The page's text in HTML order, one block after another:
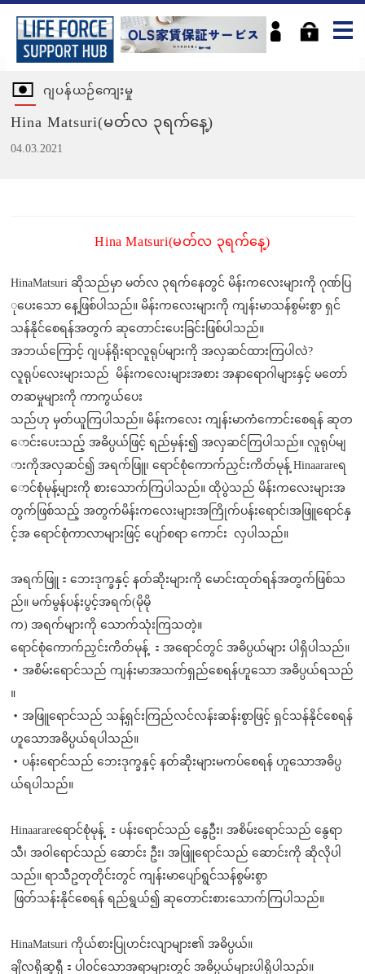
ဂျပန်ယဉ်ကျေးမှု
Hina Matsuri(မတ်လ ၃ရက်နေ့)
04.03.2021
Hina Matsuri(မတ်လ ၃ရက်နေ့)
HinaMatsuri ဆိုသည်မှာ မတ်လ ၃ရက်နေတွင် မိန်းကလေးများကို ဂုဏ်ပြ
ုပေးသော နေ့ဖြစ်ပါသည်။ မိန်းကလေးများကို ကျန်းမာသန်စွမ်းစွာ ရှင်
သန်နိုင်စေရန်အတွက် ဆုတောင်းပေးခြင်းဖြစ်ပါသည်။
အဘယ်ကြောင့် ဂျပန်ရိုးရာလူရုပ်များကို အလှဆင်ထားကြပါလဲ?
လူရုပ်လေးများသည် မိန်းကလေးများအစား အနာရောဂါများနှင့် မတော်
တဆမှုများကို ကာကွယ်ပေး
သည်ဟု မှတ်ယူကြပါသည်။ မိန်းကလေး ကျန်းမာကံကောင်းစေရန် ဆုတ
ောင်းပေးသည့် အဓိပ္ပယ်ဖြင့် ရည်မှန်း၍ အလှဆင်ကြပါသည်။ လူရုပ်မျ
ားကိုအလှဆင်၍ အရက်ဖြူ၊ ရောင်စုံကောက်ညှင်းကိတ်မုန့် Hinaarareရ
ောင်စုံမုန့်များကို စားသောက်ကြပါသည်။ ထိုပွဲသည် မိန်းကလေးများအ
တွက်ဖြစ်သည့် အတွက်မိန်းကလေးများအကြိုက်ပန်းရောင်၊အဖြူရောင်နှ
င့်အ ရောင်စုံကာလာများဖြင့် ပျော်စရာ ကောင်း လှပါသည်။
အရက်ဖြူ：ဘေးဒုက္ခနှင့် နတ်ဆိုးများကို မောင်းထုတ်ရန်အတွက်ဖြစ်သ
ည်။ မက်မွန်ပန်းပွင့်အရက်(မိုမို
က) အရက်များကို သောက်သုံးကြသတဲ့။
ရောင်စုံကောက်ညှင်းကိတ်မုန့် ：အရောင်တွင် အဓိပ္ပယ်များ ပါရှိပါသည်။
・အစိမ်းရောင်သည် ကျန်းမာအသက်ရှည်စေရန်ဟူသော အဓိပ္ပယ်ရသည်
။
・အဖြူရောင်သည် သန့်ရှင်းကြည်လင်လန်းဆန်းစွာဖြင့် ရှင်သန်နိုင်စေရန်
ဟူသောအဓိပ္ပယ်ရပါသည်။
・ပန်း‌ရောင်သည် ဘေးဒုက္ခနှင့် နတ်ဆိုးများမကပ်စေရန် ဟူသောအဓိပ္ပ
ယ်ရပါသည်။
Hinaarareရောင်စုံမုန့် ：ပန်းရောင်သည် နွေဦး၊ အစိမ်းရောင်သည် နွေရာ
သီ၊ အ၀ါရောင်သည် ဆောင်း ဦး၊ အဖြူရောင်သည် ဆောင်းကို ဆိုလိုပါ
သည်။ ရာသီဥတုတိုင်းတွင် ကျန်းမာပျော်ရွင်သန်စွမ်းစွာ
ဖြတ်သန်းနိုင်စေရန် ရည်ရွယ်၍ ဆုတောင်းစားသောက်ကြပါသည်။
HinaMatsuri ကိုယ်စားပြုဟင်းလျာများ၏ အဓိပ္ပယ်။
ချိလရှိဆူရှီ：ပါ၀င်သောအရာများတွင် အဓိပ္ပယ်များပါရှိပါသည်။